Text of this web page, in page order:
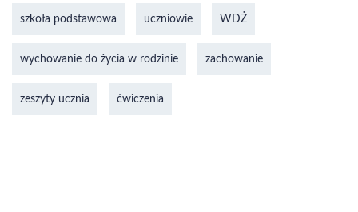
szkoła podstawowa uczniowie WDŻ
wychowanie do życia w rodzinie zachowanie
zeszyty ucznia ćwiczenia